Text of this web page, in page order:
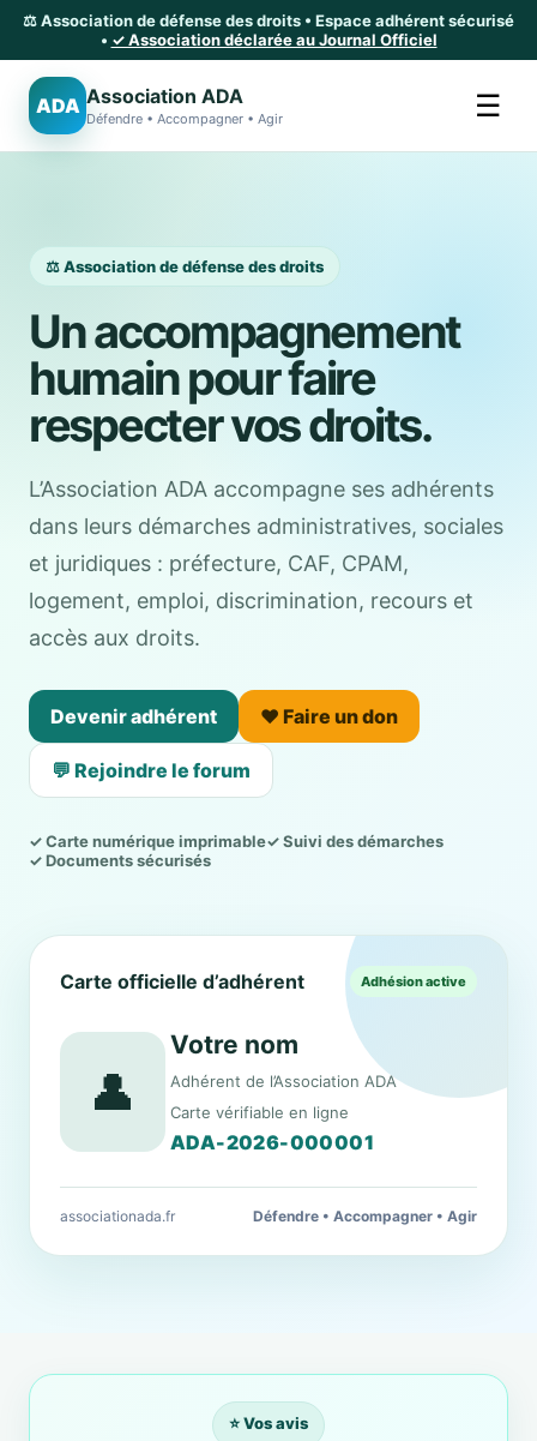
⚖️ Association de défense des droits • Espace adhérent sécurisé
• ✓ Association déclarée au Journal Officiel
ADA Association ADA
Défendre • Accompagner • Agir ☰
⚖️ Association de défense des droits
Un accompagnement
humain pour faire
respecter vos droits.
L’Association ADA accompagne ses adhérents
dans leurs démarches administratives, sociales
et juridiques : préfecture, CAF, CPAM,
logement, emploi, discrimination, recours et
accès aux droits.
Devenir adhérent ❤️ Faire un don
💬 Rejoindre le forum
✓ Carte numérique imprimable✓ Suivi des démarches
✓ Documents sécurisés
Carte officielle d’adhérent Adhésion active
👤
Votre nom
Adhérent de l’Association ADA
Carte vérifiable en ligne
ADA-2026-000001
associationada.fr Défendre • Accompagner • Agir
⭐ Vos avis